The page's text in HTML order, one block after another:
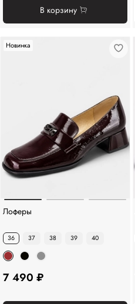
В корзину
Новинка
Лоферы
36 37 38 39 40
7 490 ₽